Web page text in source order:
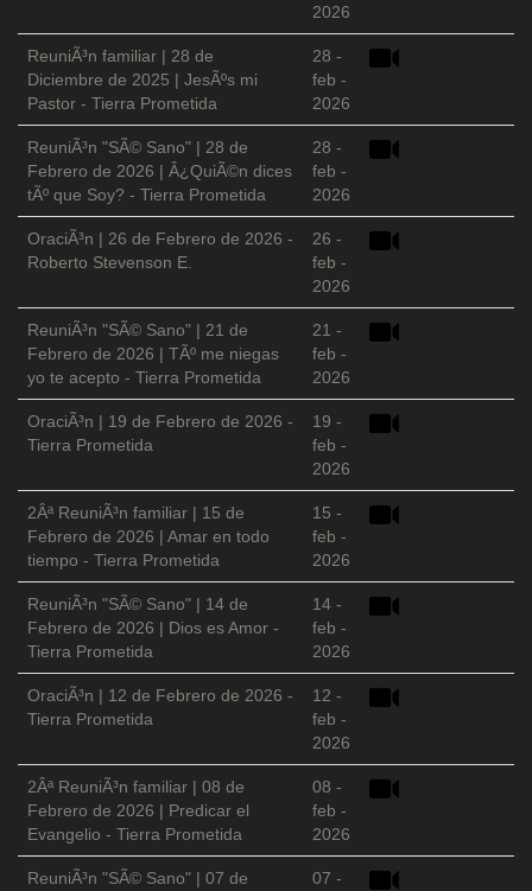
2026
ReuniÃ³n familiar | 28 de
Diciembre de 2025 | JesÃºs mi
Pastor - Tierra Prometida
28 -
feb -
2026
ReuniÃ³n "SÃ© Sano" | 28 de
Febrero de 2026 | Â¿QuiÃ©n dices
tÃº que Soy? - Tierra Prometida
28 -
feb -
2026
OraciÃ³n | 26 de Febrero de 2026 -
Roberto Stevenson E.
26 -
feb -
2026
ReuniÃ³n "SÃ© Sano" | 21 de
Febrero de 2026 | TÃº me niegas
yo te acepto - Tierra Prometida
21 -
feb -
2026
OraciÃ³n | 19 de Febrero de 2026 -
Tierra Prometida
19 -
feb -
2026
2Âª ReuniÃ³n familiar | 15 de
Febrero de 2026 | Amar en todo
tiempo - Tierra Prometida
15 -
feb -
2026
ReuniÃ³n "SÃ© Sano" | 14 de
Febrero de 2026 | Dios es Amor -
Tierra Prometida
14 -
feb -
2026
OraciÃ³n | 12 de Febrero de 2026 -
Tierra Prometida
12 -
feb -
2026
2Âª ReuniÃ³n familiar | 08 de
Febrero de 2026 | Predicar el
Evangelio - Tierra Prometida
08 -
feb -
2026
ReuniÃ³n "SÃ© Sano" | 07 de
07 -